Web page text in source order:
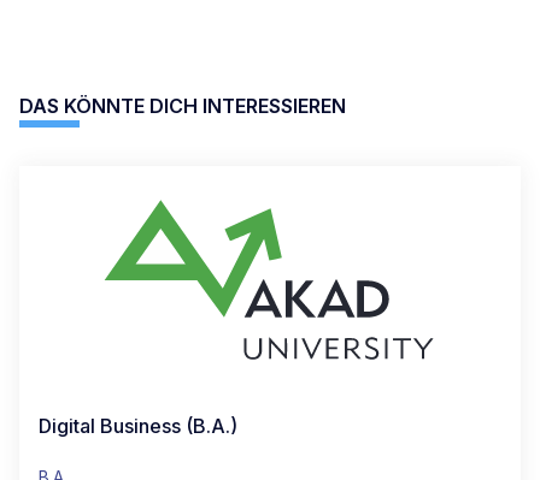
DAS KÖNNTE DICH INTERESSIEREN
Digital Business (B.A.)